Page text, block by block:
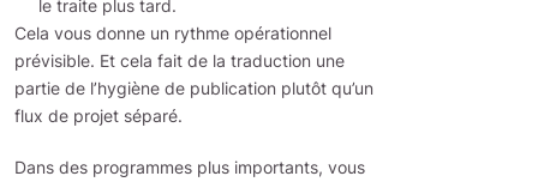
le traite plus tard.
Cela vous donne un rythme opérationnel
prévisible. Et cela fait de la traduction une
partie de l’hygiène de publication plutôt qu’un
flux de projet séparé.
Dans des programmes plus importants, vous